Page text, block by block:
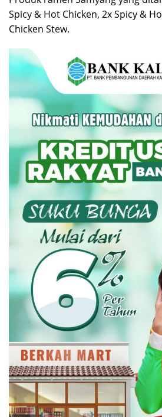
Spicy & Hot Chicken, 2x Spicy &
Chicken Stew.